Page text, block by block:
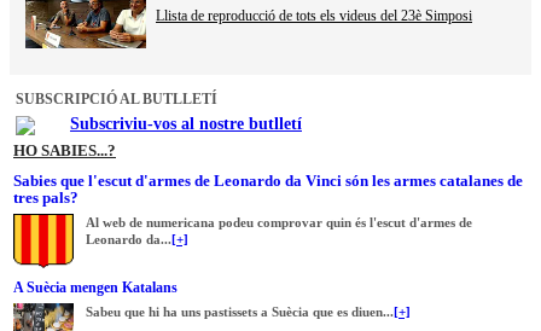
Llista de reproducció de tots els videus del 23è Simposi
SUBSCRIPCIÓ AL BUTLLETÍ
Subscriviu-vos al nostre butlletí
HO SABIES...?
Sabies que l'escut d'armes de Leonardo da Vinci són les armes catalanes de
tres pals?
Al web de numericana podeu comprovar quin és l'escut d'armes de
Leonardo da... [+]
A Suècia mengen Katalans
Sabeu que hi ha uns pastissets a Suècia que es diuen... [+]